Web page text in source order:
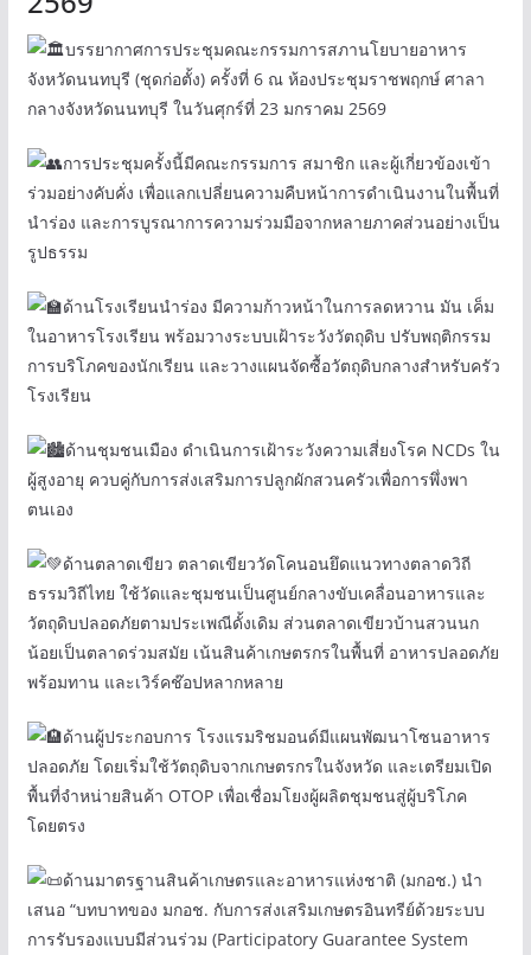
บรรยากาศการประชุมคณะกรรมการสภานโยบายอาหาร
จังหวัดนนทบุรี (ชุดก่อตั้ง) ครั้งที่ 6 ณ ห้องประชุมราชพฤกษ์ ศาลา
กลางจังหวัดนนทบุรี ในวันศุกร์ที่ 23 มกราคม 2569
การประชุมครั้งนี้มีคณะกรรมการ สมาชิก และผู้เกี่ยวข้องเข้า
ร่วมอย่างคับคั่ง เพื่อแลกเปลี่ยนความคืบหน้าการดำเนินงานในพื้นที่
นำร่อง และการบูรณาการความร่วมมือจากหลายภาคส่วนอย่างเป็น
รูปธรรม
ด้านโรงเรียนนำร่อง มีความก้าวหน้าในการลดหวาน มัน เค็ม
ในอาหารโรงเรียน พร้อมวางระบบเฝ้าระวังวัตถุดิบ ปรับพฤติกรรม
การบริโภคของนักเรียน และวางแผนจัดซื้อวัตถุดิบกลางสำหรับครัว
โรงเรียน
ด้านชุมชนเมือง ดำเนินการเฝ้าระวังความเสี่ยงโรค NCDs ใน
ผู้สูงอายุ ควบคู่กับการส่งเสริมการปลูกผักสวนครัวเพื่อการพึ่งพา
ตนเอง
ด้านตลาดเขียว ตลาดเขียววัดโคนอนยึดแนวทางตลาดวิถี
ธรรมวิถีไทย ใช้วัดและชุมชนเป็นศูนย์กลางขับเคลื่อนอาหารและ
วัตถุดิบปลอดภัยตามประเพณีดั้งเดิม ส่วนตลาดเขียวบ้านสวนนก
น้อยเป็นตลาดร่วมสมัย เน้นสินค้าเกษตรกรในพื้นที่ อาหารปลอดภัย
พร้อมทาน และเวิร์คช๊อปหลากหลาย
ด้านผู้ประกอบการ โรงแรมริชมอนด์มีแผนพัฒนาโซนอาหาร
ปลอดภัย โดยเริ่มใช้วัตถุดิบจากเกษตรกรในจังหวัด และเตรียมเปิด
พื้นที่จำหน่ายสินค้า OTOP เพื่อเชื่อมโยงผู้ผลิตชุมชนสู่ผู้บริโภค
โดยตรง
ด้านมาตรฐานสินค้าเกษตรและอาหารแห่งชาติ (มกอช.) นำ
เสนอ “บทบาทของ มกอช. กับการส่งเสริมเกษตรอินทรีย์ด้วยระบบ
การรับรองแบบมีส่วนร่วม (Participatory Guarantee System